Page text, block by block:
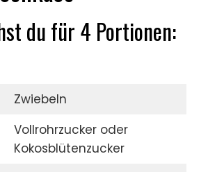
du für 4 Portionen:
Zwiebeln
Vollrohrzucker oder
Kokosblütenzucker